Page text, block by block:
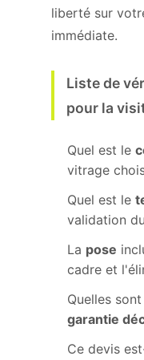
liberté sur
immédiate.
Liste de
pour la
Quel est le
vitrage
Quel est le
validation
La pose
cadre et
Quelles
garantie
Ce devis